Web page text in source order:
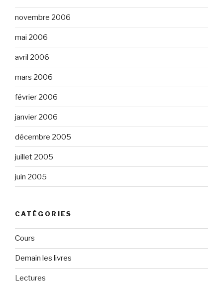
novembre 2006
mai 2006
avril 2006
mars 2006
février 2006
janvier 2006
décembre 2005
juillet 2005
juin 2005
CATÉGORIES
Cours
Demain les livres
Lectures